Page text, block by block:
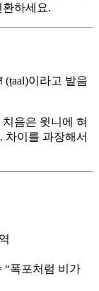
하세요.
(ṭaal)이라고 발음
음은 윗니에 혀
차이를 과장해서
“폭포처럼 비가